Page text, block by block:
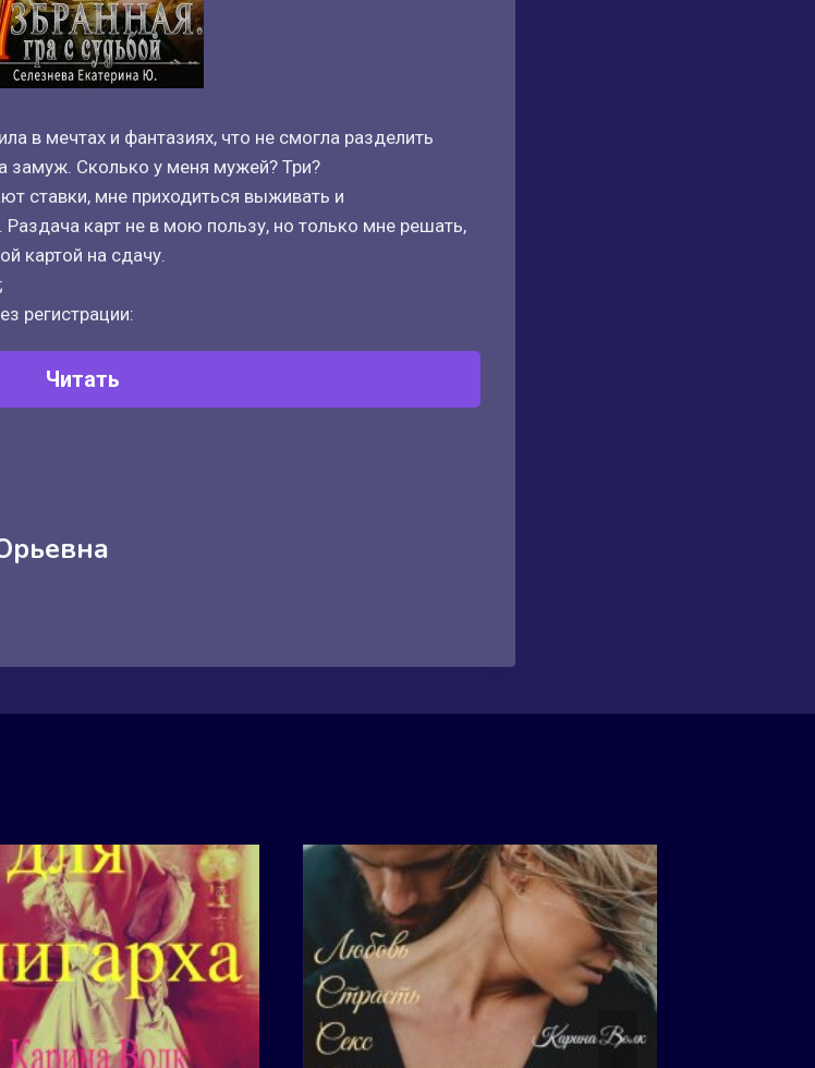
в мечтах и фантазиях, что не смогла разделить
замуж. Сколько у меня мужей? Три?
ставки, мне приходиться выживать и
Раздача карт не в мою пользу, но только мне решать,
картой на сдачу.
регистрации:
Читать